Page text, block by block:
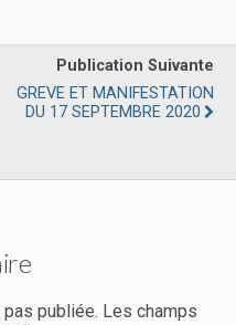
Publication Suivante
GREVE ET MANIFESTATION
DU 17 SEPTEMBRE 2020
publiée. Les champs